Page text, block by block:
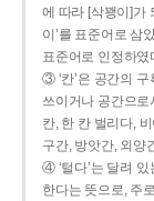
에 따라 [삭꽹이]가
이’를 표준어로 삼
표준어로 인정하였
③ ‘칸’은 공간의 구
쓰이거나 공간으로
칸, 한 칸 벌리다,
구간, 방앗간, 외양
④ ‘털다’는 달려
한다는 뜻으로, 주